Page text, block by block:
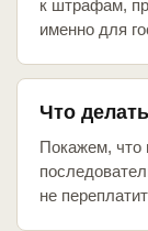
к штрафам,
именно для
Что
Покажем, что
не